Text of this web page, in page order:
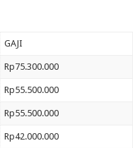
GAJI
Rp75.300.000
Rp55.500.000
Rp55.500.000
Rp42.000.000